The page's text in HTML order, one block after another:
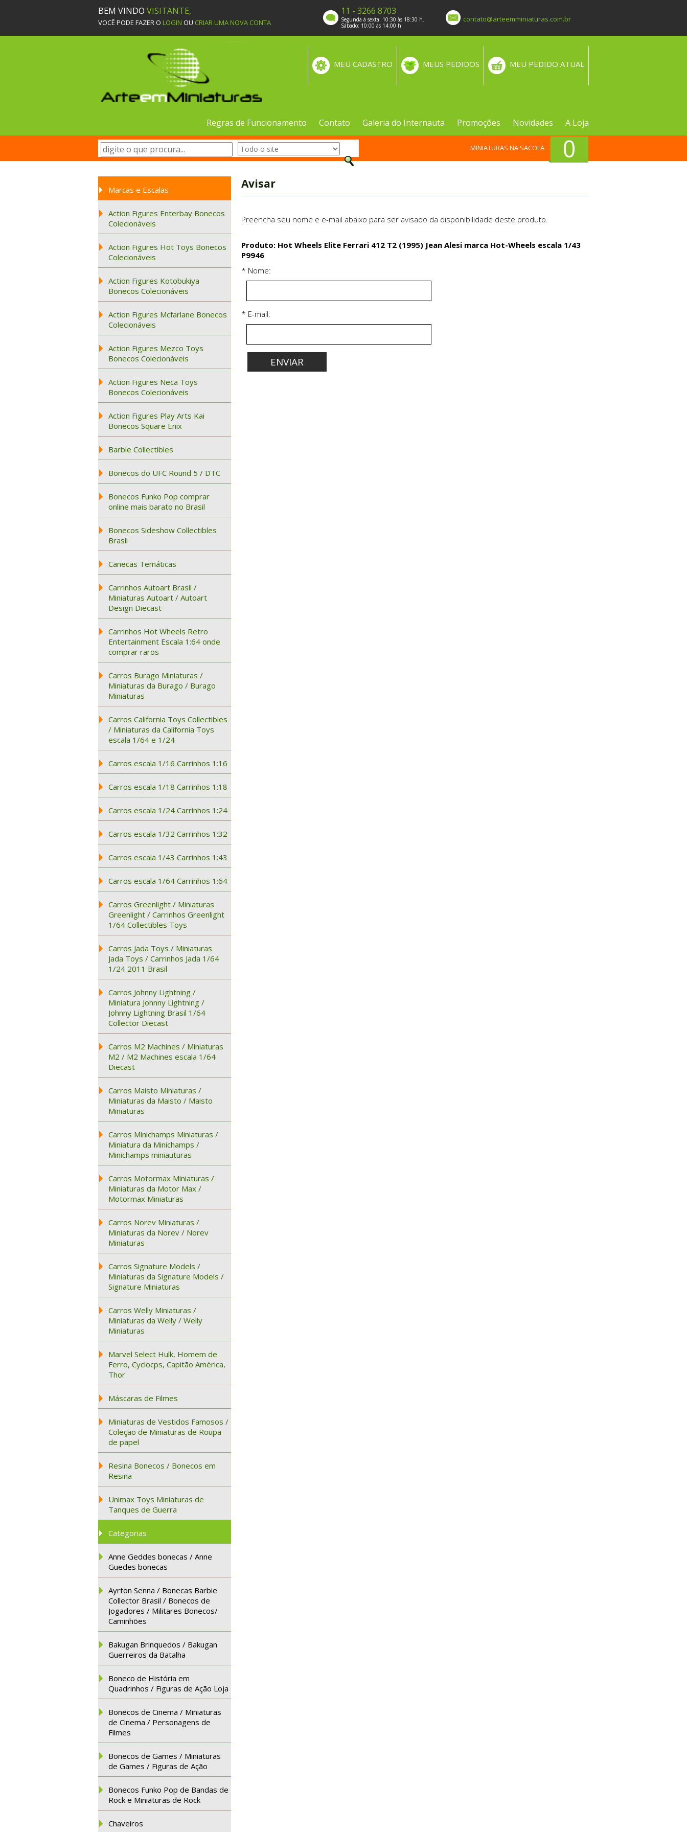
BEM VINDO VISITANTE,
VOCÊ PODE FAZER O LOGIN OU CRIAR UMA NOVA CONTA
11 - 3266 8703
Segunda à sexta: 10:30 às 18:30 h.
Sábado: 10:00 às 14:00 h.
contato@arteemminiaturas.com.br
MEU PEDIDO ATUAL
MEUS PEDIDOS
MEU CADASTRO
Regras de Funcionamento Contato Galeria do Internauta Promoções Novidades A Loja
0
MINIATURAS NA SACOLA
Marcas e Escalas
Action Figures Enterbay Bonecos
Colecionáveis
Action Figures Hot Toys Bonecos
Colecionáveis
Action Figures Kotobukiya
Bonecos Colecionáveis
Action Figures Mcfarlane Bonecos
Colecionáveis
Action Figures Mezco Toys
Bonecos Colecionáveis
Action Figures Neca Toys
Bonecos Colecionáveis
Action Figures Play Arts Kai
Bonecos Square Enix
Barbie Collectibles
Bonecos do UFC Round 5 / DTC
Bonecos Funko Pop comprar
online mais barato no Brasil
Bonecos Sideshow Collectibles
Brasil
Canecas Temáticas
Carrinhos Autoart Brasil /
Miniaturas Autoart / Autoart
Design Diecast
Carrinhos Hot Wheels Retro
Entertainment Escala 1:64 onde
comprar raros
Carros Burago Miniaturas /
Miniaturas da Burago / Burago
Miniaturas
Carros California Toys Collectibles
/ Miniaturas da California Toys
escala 1/64 e 1/24
Carros escala 1/16 Carrinhos 1:16
Carros escala 1/18 Carrinhos 1:18
Carros escala 1/24 Carrinhos 1:24
Carros escala 1/32 Carrinhos 1:32
Carros escala 1/43 Carrinhos 1:43
Carros escala 1/64 Carrinhos 1:64
Carros Greenlight / Miniaturas
Greenlight / Carrinhos Greenlight
1/64 Collectibles Toys
Carros Jada Toys / Miniaturas
Jada Toys / Carrinhos Jada 1/64
1/24 2011 Brasil
Carros Johnny Lightning /
Miniatura Johnny Lightning /
Johnny Lightning Brasil 1/64
Collector Diecast
Carros M2 Machines / Miniaturas
M2 / M2 Machines escala 1/64
Diecast
Carros Maisto Miniaturas /
Miniaturas da Maisto / Maisto
Miniaturas
Carros Minichamps Miniaturas /
Miniatura da Minichamps /
Minichamps miniauturas
Carros Motormax Miniaturas /
Miniaturas da Motor Max /
Motormax Miniaturas
Carros Norev Miniaturas /
Miniaturas da Norev / Norev
Miniaturas
Carros Signature Models /
Miniaturas da Signature Models /
Signature Miniaturas
Carros Welly Miniaturas /
Miniaturas da Welly / Welly
Miniaturas
Marvel Select Hulk, Homem de
Ferro, Cyclocps, Capitão América,
Thor
Máscaras de Filmes
Miniaturas de Vestidos Famosos /
Coleção de Miniaturas de Roupa
de papel
Resina Bonecos / Bonecos em
Resina
Unimax Toys Miniaturas de
Tanques de Guerra
Categorias
Anne Geddes bonecas / Anne
Guedes bonecas
Ayrton Senna / Bonecas Barbie
Collector Brasil / Bonecos de
Jogadores / Militares Bonecos/
Caminhões
Bakugan Brinquedos / Bakugan
Guerreiros da Batalha
Boneco de História em
Quadrinhos / Figuras de Ação Loja
Bonecos de Cinema / Miniaturas
de Cinema / Personagens de
Filmes
Bonecos de Games / Miniaturas
de Games / Figuras de Ação
Bonecos Funko Pop de Bandas de
Rock e Miniaturas de Rock
Chaveiros
Avisar
Preencha seu nome e e-mail abaixo para ser avisado da disponibilidade deste produto.
Produto: Hot Wheels Elite Ferrari 412 T2 (1995) Jean Alesi marca Hot-Wheels escala 1/43
P9946
* Nome:
* E-mail: